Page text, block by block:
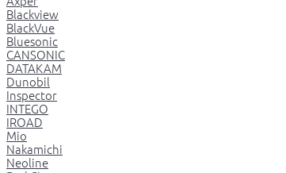
Blackview
BlackVue
Bluesonic
CANSONIC
DATAKAM
Dunobil
Inspector
INTEGO
IROAD
Mio
Nakamichi
Neoline